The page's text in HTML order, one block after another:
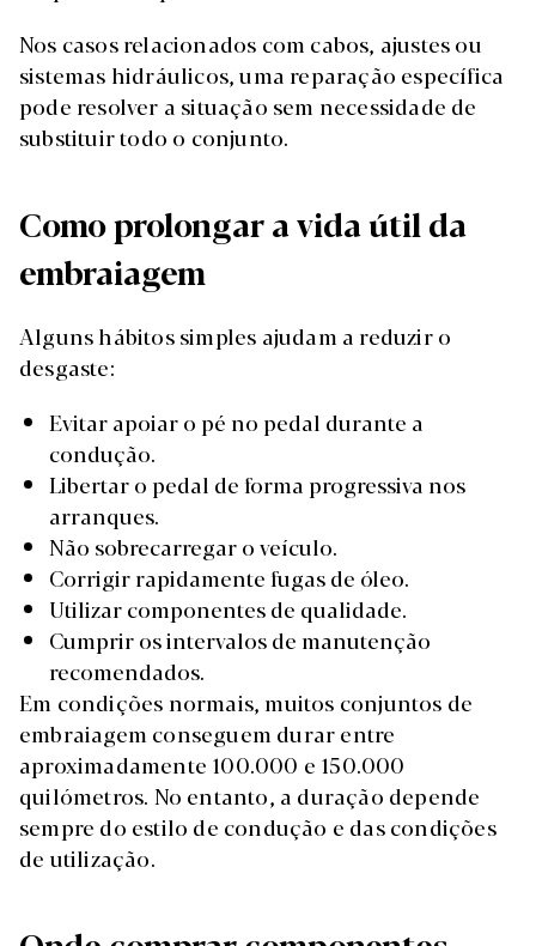
Nos casos relacionados com cabos, ajustes ou
sistemas hidráulicos, uma reparação específica
pode resolver a situação sem necessidade de
substituir todo o conjunto.
Como prolongar a vida útil da
embraiagem
Alguns hábitos simples ajudam a reduzir o
desgaste:
Evitar apoiar o pé no pedal durante a
condução.
Libertar o pedal de forma progressiva nos
arranques.
Não sobrecarregar o veículo.
Corrigir rapidamente fugas de óleo.
Utilizar componentes de qualidade.
Cumprir os intervalos de manutenção
recomendados.
Em condições normais, muitos conjuntos de
embraiagem conseguem durar entre
aproximadamente 100.000 e 150.000
quilómetros. No entanto, a duração depende
sempre do estilo de condução e das condições
de utilização.